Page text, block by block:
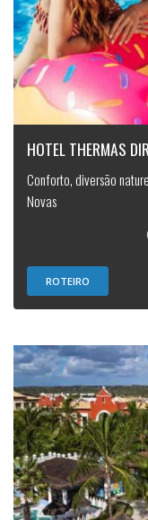
HOTEL THERMAS
Conforto, diversão
Novas
ROTEIRO